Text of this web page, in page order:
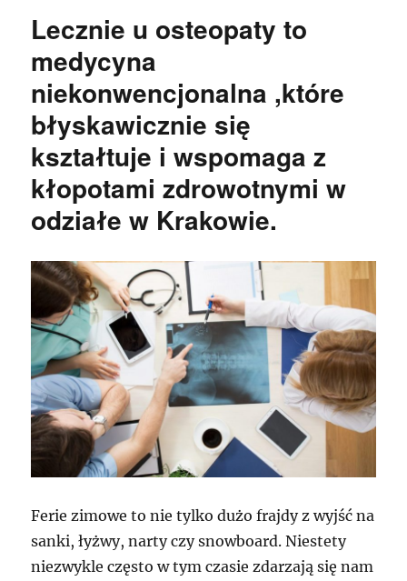
Lecznie u osteopaty to
medycyna
niekonwencjonalna ,które
błyskawicznie się
kształtuje i wspomaga z
kłopotami zdrowotnymi w
odziałe w Krakowie.
Ferie zimowe to nie tylko dużo frajdy z wyjść na
sanki, łyżwy, narty czy snowboard. Niestety
niezwykle często w tym czasie zdarzają się nam